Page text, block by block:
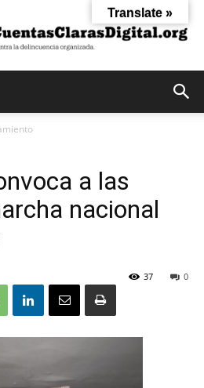
Claras
a las
nacional
0
37
Translate »